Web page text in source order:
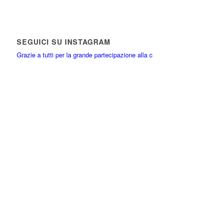
SEGUICI SU INSTAGRAM
Grazie a tutti per la grande partecipazione alla c